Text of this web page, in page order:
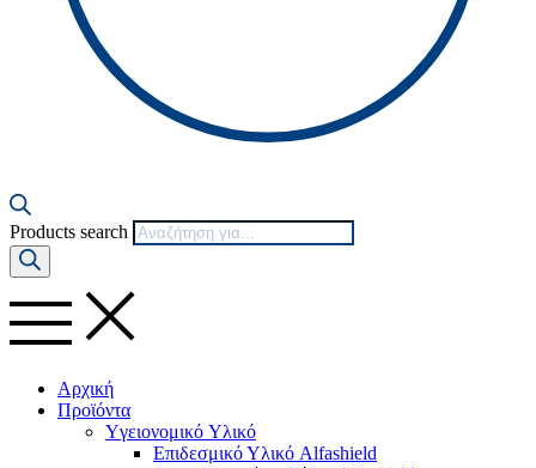
Products search
Αρχική
Προϊόντα
Yγειονομικό Yλικό
Επιδεσμικό Υλικό Alfashield